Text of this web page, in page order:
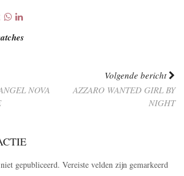
NOVA
Volgende bericht
AZZARO WANTED GIRL BY
NIGHT
gepubliceerd. Vereiste velden zijn gemarkeerd